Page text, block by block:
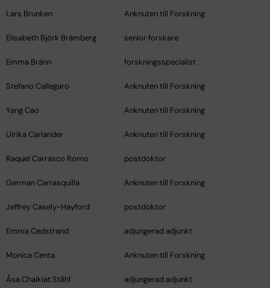
Lars Brunken Anknuten till Forskning
Elisabeth Björk Brämberg senior forskare
Emma Bränn forskningsspecialist
Stefano Callegaro Anknuten till Forskning
Yang Cao Anknuten till Forskning
Ulrika Carlander Anknuten till Forskning
Raquel Carrasco Romo postdoktor
German Carrasquilla Anknuten till Forskning
Jeffrey Casely-Hayford postdoktor
Emma Cedstrand adjungerad adjunkt
Monica Centa Anknuten till Forskning
Åsa Chaikiat Ståhl adjungerad adjunkt